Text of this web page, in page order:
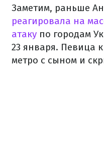
Заметим, раньше
реагировала на
атаку по городам
23 января. Певица
метро с сыном и